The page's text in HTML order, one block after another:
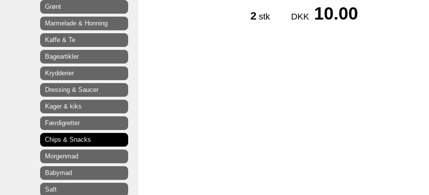
2 stk DKK 10.00
Grønt
Marmelade & Honning
Kaffe & Te
Bageartikler
Krydderier
Dressing & Saucer
Kager & kiks
Færdigretter
Chips & Snacks
Morgenmad
Babymad
Saft